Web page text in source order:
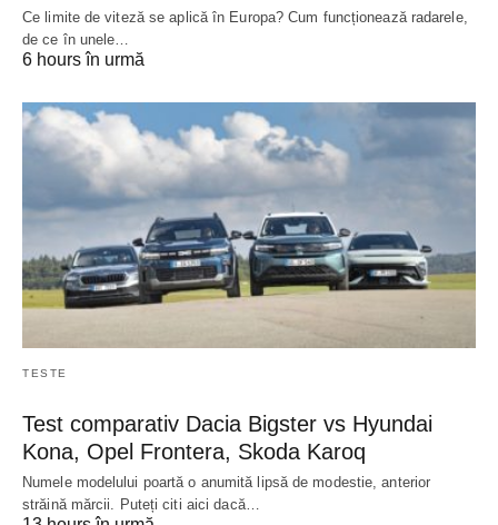
Ce limite de viteză se aplică în Europa? Cum funcționează radarele,
de ce în unele…
6 hours în urmă
TESTE
Test comparativ Dacia Bigster vs Hyundai
Kona, Opel Frontera, Skoda Karoq
Numele modelului poartă o anumită lipsă de modestie, anterior
străină mărcii. Puteți citi aici dacă…